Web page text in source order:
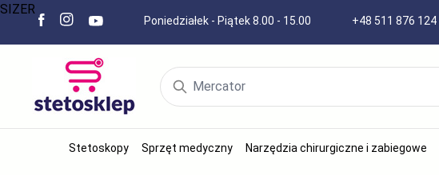
Poniedziałek - Piątek 8.00 - 15.00 +48 511 876 124
Stetoskopy Sprzęt medyczny Narzędzia chirurgiczne i zabiegowe
SIZER